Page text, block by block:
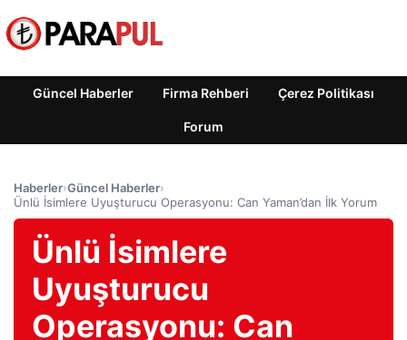
Güncel Haberler Firma Rehberi Çerez Politikası
Forum
Haberler›Güncel Haberler›
Ünlü İsimlere Uyuşturucu Operasyonu: Can Yaman’dan İlk Yorum
Ünlü İsimlere
Uyuşturucu
Operasyonu: Can